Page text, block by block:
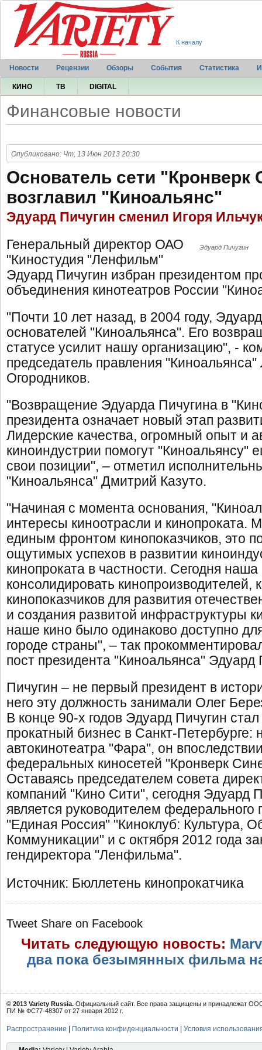
К началу
Новости Рецензии Обзоры События Статистика
КИНО ТВ DIGITAL
Финансовые новости
Опубликовано: Чт, 13 Июн 2013 20:30
Основатель сети "Кронверк
возглавил "Киноальянс"
Эдуард Пичугин сменил Игоря
Эдуард Пичугин
Генеральный директор ОАО
"Киностудия "Ленфильм"
Эдуард Пичугин избран президентом
объединения кинотеатров России
"Почти 10 лет назад, в 2004 году,
основателей "Киноальянса". Его
статусе усилит нашу организацию", -
председатель правления
Огородников.
"Возвращение Эдуарда Пичугина в
президента означает новый этап
Лидерские качества, огромный опыт и
киноиндустрии помогут "Киноальянсу"
свои позиции", – отметил
"Киноальянса" Дмитрий Казуто.
"Начиная с момента основания,
интересы киноотрасли и кинопроката.
единым фронтом кинопоказчиков, это
ощутимых успехов в развитии
кинопроката в частности. Сегодня
консолидировать кинопроизводителей,
кинопоказчиков для развития
и создания развитой инфраструктуры
наше кино было одинаково доступно
городе страны", – так
пост президента "Киноальянса" Эдуард
Пичугин – не первый президент в
него эту должность занимали Олег
В конце 90-х годов Эдуард Пичугин стал
прокатный бизнес в Санкт-Петербурге:
автокинотеатра "Фара", он
федеральных киносетей "Кронверк
Оставаясь председателем совета
компаний "Кино Сити", сегодня Эдуард
является руководителем федерального
"Единая Россия" "Киноклуб: Культура,
Коммуникации" и с октября 2012 года
гендиректора "Ленфильма".
Источник: Бюллетень кинопрокатчика
Tweet Share on Facebook
Читать следующую новость:
два пока безымянных фильма
© 2013 Variety Russia. Официальный сайт. Все права защищены и принадлежат
ПИ № ФС77-48307 от 27 января 2012 г.
Распространение Политика конфиденциальности Условия